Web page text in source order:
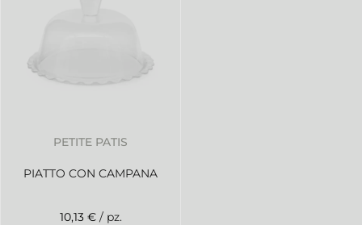
PETITE PATIS
PIATTO CON CAMPANA
10,13 € / pz.